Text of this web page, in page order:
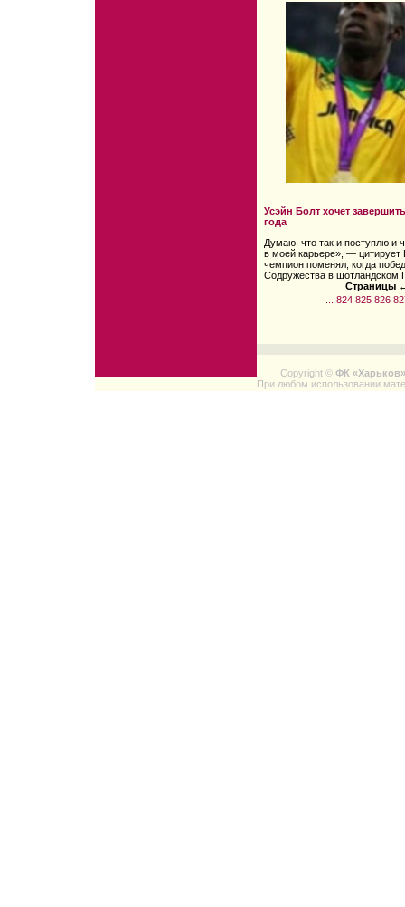
Усэйн Болт хочет
года
Думаю, что так и поступлю и
в моей карьере», — цитирует
чемпион поменял, когда
Содружества в шотландском
Страницы
824 825 826
Copyright © ФК «Харьков»
При любом использовании